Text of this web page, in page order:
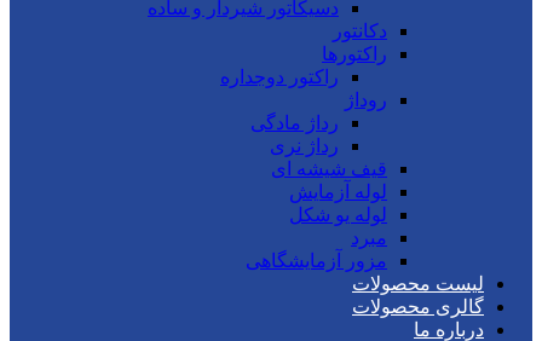
دسیکاتور شیردار و ساده
دکانتور
راکتورها
راکتور دوجداره
روداژ
رداژ مادگی
رداژ نری
قیف شیشه ای
لوله آزمایش
لوله یو شکل
مبرد
مزور آزمایشگاهی
لیست محصولات
گالری محصولات
درباره ما